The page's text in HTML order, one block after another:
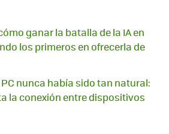
ganar la batalla de la IA en
los primeros en ofrecerla de
nunca había sido tan natural:
la conexión entre dispositivos